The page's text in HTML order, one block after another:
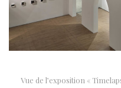
Vue de l’exposition «